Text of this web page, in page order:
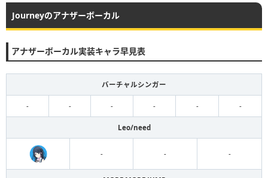
Journeyのアナザーボーカル
アナザーボーカル実装キャラ早見表
バーチャルシンガー
- - - - - -
Leo/need
- - -